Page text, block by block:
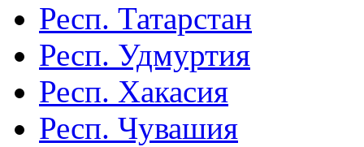
Респ. Татарстан
Респ. Удмуртия
Респ. Хакасия
Респ. Чувашия